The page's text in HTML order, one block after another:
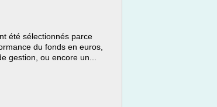
été sélectionnés parce
du fonds en euros,
gestion, ou encore un...